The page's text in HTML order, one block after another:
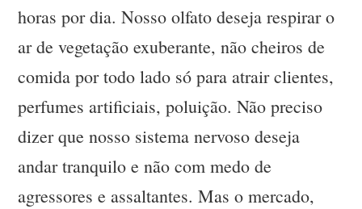
horas por dia. Nosso olfato deseja respirar o
ar de vegetação exuberante, não cheiros de
comida por todo lado só para atrair clientes,
perfumes artificiais, poluição. Não preciso
dizer que nosso sistema nervoso deseja
andar tranquilo e não com medo de
agressores e assaltantes. Mas o mercado,